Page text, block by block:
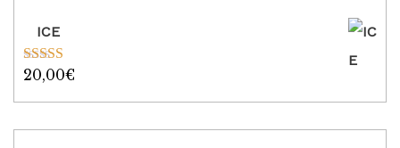
ICE
Valutato
20,00€